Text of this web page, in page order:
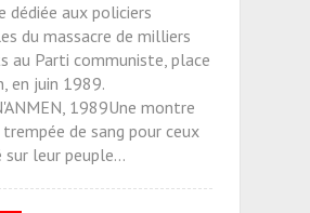
dédiée aux policiers
du massacre de milliers
au Parti communiste, place
en juin 1989.
1989Une montre
de sang pour ceux
leur peuple...